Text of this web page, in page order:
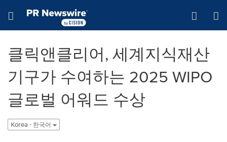
Hamburger menu
클릭앤클리어, 세계지식재산
기구가 수여하는 2025 WIPO
글로벌 어워드 수상
Korea - 한국어